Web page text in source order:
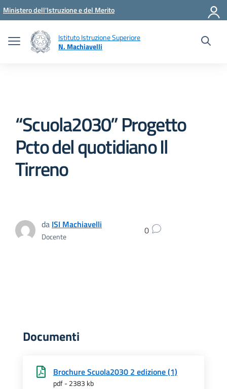
Vai ai contenuti
Vai al menu di navigazione
Vai al footer
Ministero dell'Istruzione e del Merito
Istituto Istruzione Superiore
N. Machiavelli
“Scuola2030” Progetto
Pcto del quotidiano Il
Tirreno
da ISI Machiavelli
Docente 0
Documenti
Brochure Scuola2030 2 edizione (1)
pdf - 2383 kb